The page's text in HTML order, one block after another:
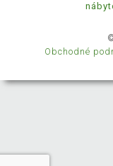
Obchodné